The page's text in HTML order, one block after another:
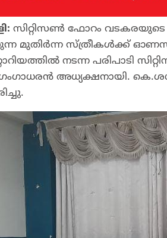
സിറ്റിസൺ ഫോറം വടകരയുടെ
മുതിർന്ന സ്ത്രീകൾക്ക്
നടന്ന പരിപാടി
അധ്യക്ഷനായി.